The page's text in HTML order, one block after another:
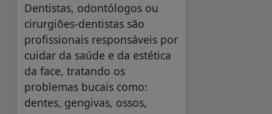
Dentistas, odontólogos ou
cirurgiões-dentistas são
profissionais responsáveis por
cuidar da saúde e da estética
da face, tratando os
problemas bucais como:
dentes, gengivas, ossos,